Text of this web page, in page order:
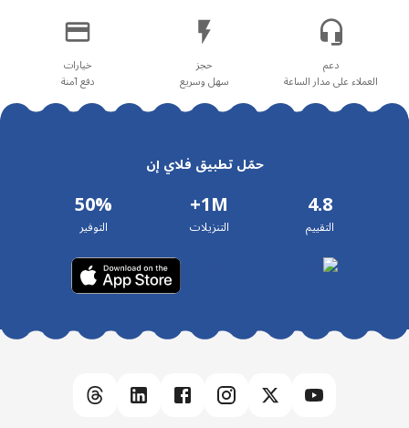
دعم
العملاء على مدار الساعة
حجز
سهل وسريع
خيارات
دفع آمنة
حمّل تطبيق فلاي إن
4.8
التقييم
1M+
التنزيلات
50%
التوفير